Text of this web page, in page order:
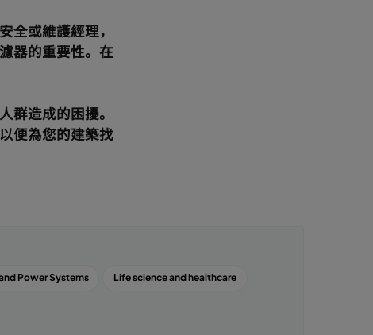
全或維護經理，
器的重要性。在
群造成的困擾。
便為您的建築找
Power Systems Life science and healthcare